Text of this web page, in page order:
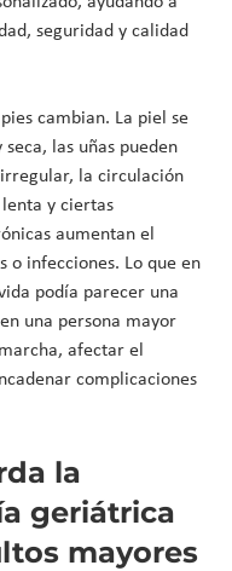
seguridad y calidad
cambian. La piel se
las uñas pueden
la circulación
y ciertas
aumentan el
o infecciones. Lo que en
podía parecer una
una persona mayor
afectar el
complicaciones
la
geriátrica
mayores